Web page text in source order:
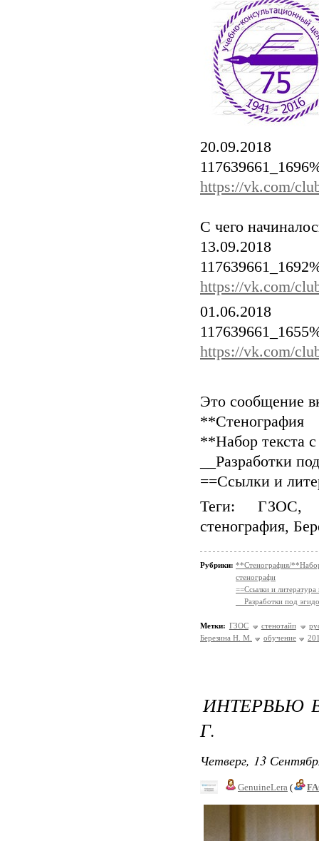
20.09.2018
https://vk.com/
С чего
13.09.2018
https://vk.com/
01.06.2018
https://vk.com/
Это сообщение
**Стенография
**Набор текста
__Разработки
==Ссылки и
Теги: ГЗОС,
стенография,
Рубрики: **Стенография/
стенографи
==Ссылки и
__Разработки под
Метки: ГЗОС стенотайп
Березина Н. М.
обучение
ИНТЕРВЬЮ В
Г.
Четверг, 13
GenuineLera (